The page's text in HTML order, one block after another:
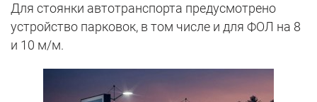
Для стоянки автотранспорта предусмотрено
устройство парковок, в том числе и для ФОЛ на 8
и 10 м/м.